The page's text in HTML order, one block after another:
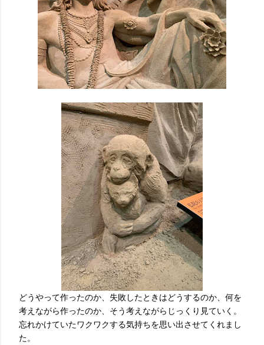
どうやって作ったのか、失敗したときはどうするのか、何を
考えながら作ったのか、そう考えながらじっくり見ていく。
忘れかけていたワクワクする気持ちを思い出させてくれまし
た。